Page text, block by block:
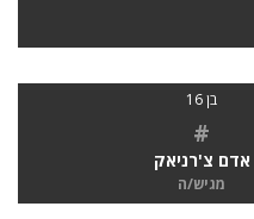
בן 16
#
אדם צ'רניאק
מגיש/ה